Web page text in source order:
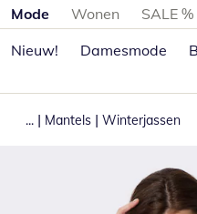
Productcategorieën
Mode Wonen SALE %
Nieuw!
Damesmode
... | Mantels | Winterjassen